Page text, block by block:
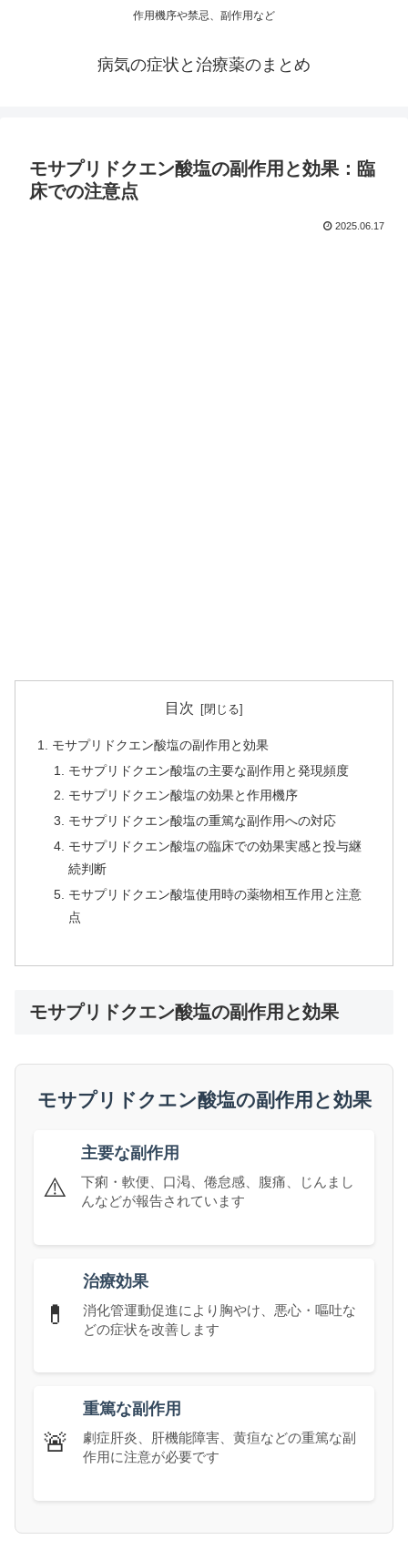
作用機序や禁忌、副作用など
病気の症状と治療薬のまとめ
モサプリドクエン酸塩の副作用と効果：臨
床での注意点
2025.06.17
目次
モサプリドクエン酸塩の副作用と効果
モサプリドクエン酸塩の主要な副作用と発現頻度
モサプリドクエン酸塩の効果と作用機序
モサプリドクエン酸塩の重篤な副作用への対応
モサプリドクエン酸塩の臨床での効果実感と投与継
続判断
モサプリドクエン酸塩使用時の薬物相互作用と注意
点
モサプリドクエン酸塩の副作用と効果
モサプリドクエン酸塩の副作用と効果
⚠️
主要な副作用
下痢・軟便、口渇、倦怠感、腹痛、じんまし
んなどが報告されています
💊
治療効果
消化管運動促進により胸やけ、悪心・嘔吐な
どの症状を改善します
🚨
重篤な副作用
劇症肝炎、肝機能障害、黄疸などの重篤な副
作用に注意が必要です